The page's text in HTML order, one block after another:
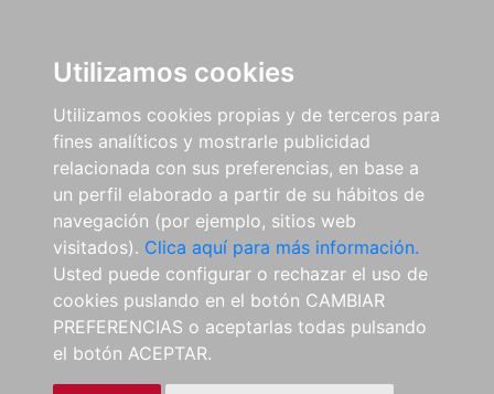
Utilizamos cookies
Utilizamos cookies propias y de terceros para
fines analíticos y mostrarle publicidad
relacionada con sus preferencias, en base a
un perfil elaborado a partir de su hábitos de
navegación (por ejemplo, sitios web
visitados). Clica aquí para más información.
Usted puede configurar o rechazar el uso de
cookies puslando en el botón CAMBIAR
PREFERENCIAS o aceptarlas todas pulsando
el botón ACEPTAR.